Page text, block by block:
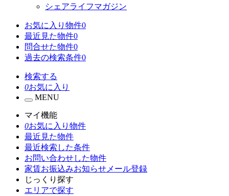
シェアライフマガジン
お気に入り物件0
最近見た物件0
問合せた物件0
過去の検索条件0
検索する
0お気に入り
MENU
マイ機能
0お気に入り物件
最近見た物件
最近検索した条件
お問い合わせした物件
家賃お振込みお知らせメール登録
じっくり探す
エリアで探す